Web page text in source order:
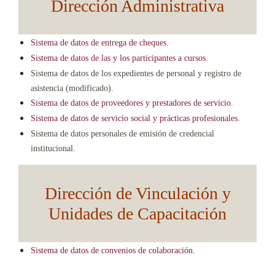
Dirección Administrativa
Sistema de datos de entrega de cheques.
Sistema de datos de las y los participantes a cursos.
Sistema de datos de los expedientes de personal y registro de
asistencia (modificado).
Sistema de datos de proveedores y prestadores de servicio.
Sistema de datos de servicio social y prácticas profesionales.
Sistema de datos personales de emisión de credencial
institucional.
Dirección de Vinculación y
Unidades de Capacitación
Sistema de datos de convenios de colaboración.